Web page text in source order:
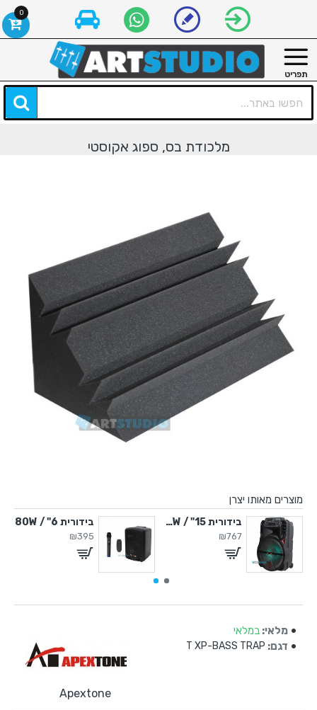
מלכודת בס, ספוג אקוסטי
מוצרים מאותו יצרן
בידורית 15" / 500W
₪767
בידורית 6" / 80W
₪395
מלאי: במלאי
דגם: T XP-BASS TRAP
Apextone
0